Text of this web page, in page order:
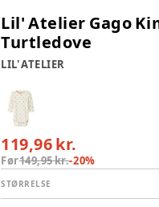
Lil' Atelier Gago
Turtledove
LIL' ATELIER
119,96 kr.
Før149,95 kr.-20%
STØRRELSE